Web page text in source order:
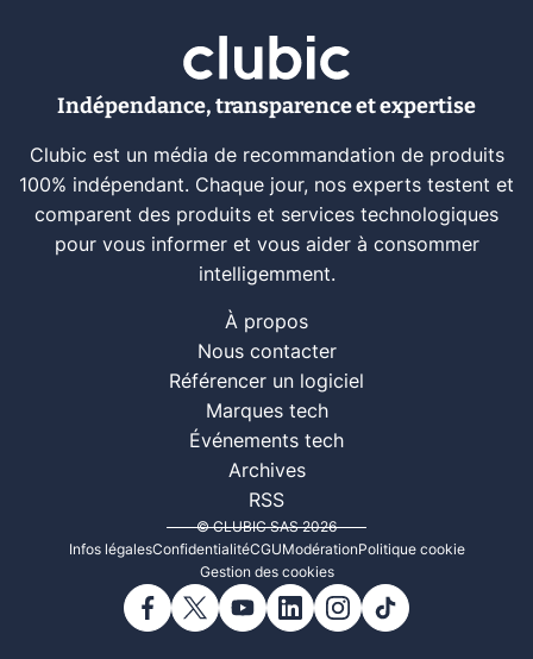
Indépendance, transparence et expertise
Clubic est un média de recommandation de produits
100% indépendant. Chaque jour, nos experts testent et
comparent des produits et services technologiques
pour vous informer et vous aider à consommer
intelligemment.
À propos
Nous contacter
Référencer un logiciel
Marques tech
Événements tech
Archives
RSS
© CLUBIC SAS 2026
Infos légalesConfidentialitéCGUModérationPolitique cookie
Gestion des cookies